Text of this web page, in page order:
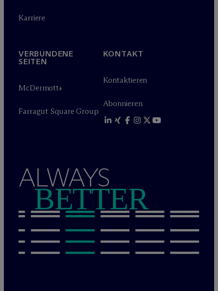
Karriere
VERBUNDENE
SEITEN
McDermott+
Farragut Square Group
KONTAKT
Kontaktieren
Abonnieren
ALWAYS
BETTER